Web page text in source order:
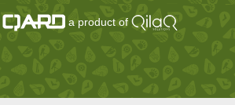
a product of